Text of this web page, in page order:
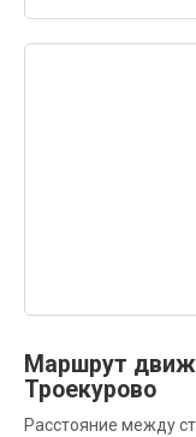
Маршрут
Троекурово
Расстояние между